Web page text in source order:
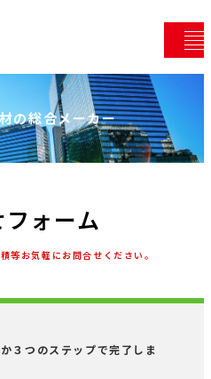
の総合メーカー
ォーム
等お気軽にお問合せください。
３つのステップで完了しま